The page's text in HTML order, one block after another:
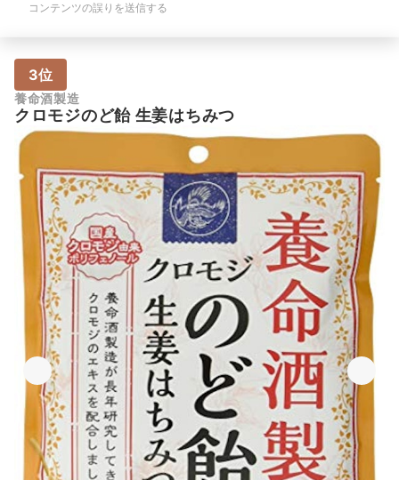
コンテンツの誤りを送信する
3位
養命酒製造
クロモジのど飴 生姜はちみつ